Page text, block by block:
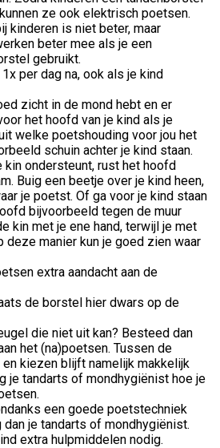
ze ook elektrisch poetsen.
kinderen is niet beter, maar
beter mee als je een
gebruikt.
per dag na, ook als je kind
zicht in de mond hebt en er
het hoofd van je kind als je
welke poetshouding voor jou het
schuin achter je kind staan.
kin ondersteunt, rust het hoofd
Buig een beetje over je kind heen,
je poetst. Of ga voor je kind staan
bijvoorbeeld tegen de muur
kin met je ene hand, terwijl je met
deze manier kun je goed zien waar
extra aandacht aan de
de borstel hier dwars op de
die niet uit kan? Besteed dan
het (na)poetsen. Tussen de
kiezen blijft namelijk makkelijk
je tandarts of mondhygiënist hoe je
een goede poetstechniek
je tandarts of mondhygiënist.
extra hulpmiddelen nodig.